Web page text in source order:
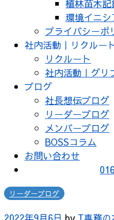
植林苗木記
環境イニ
プライバシーポ
社内活動｜リクルー
リクルート
社内活動｜グリ
ブログ
社長想伝ブログ
リーダーブログ
メンバーブログ
BOSSコラム
お問い合わせ
リーダーブログ